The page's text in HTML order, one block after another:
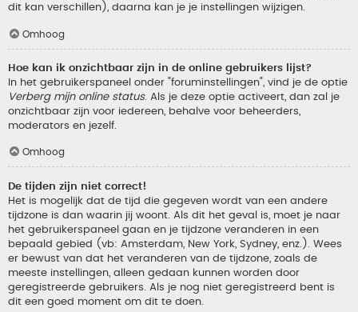
dit kan verschillen), daarna kan je je instellingen wijzigen.
Omhoog
Hoe kan ik onzichtbaar zijn in de online gebruikers lijst?
In het gebruikerspaneel onder "foruminstellingen", vind je de optie
Verberg mijn online status. Als je deze optie activeert, dan zal je
onzichtbaar zijn voor iedereen, behalve voor beheerders,
moderators en jezelf.
Omhoog
De tijden zijn niet correct!
Het is mogelijk dat de tijd die gegeven wordt van een andere
tijdzone is dan waarin jij woont. Als dit het geval is, moet je naar
het gebruikerspaneel gaan en je tijdzone veranderen in een
bepaald gebied (vb: Amsterdam, New York, Sydney, enz.). Wees
er bewust van dat het veranderen van de tijdzone, zoals de
meeste instellingen, alleen gedaan kunnen worden door
geregistreerde gebruikers. Als je nog niet geregistreerd bent is
dit een goed moment om dit te doen.